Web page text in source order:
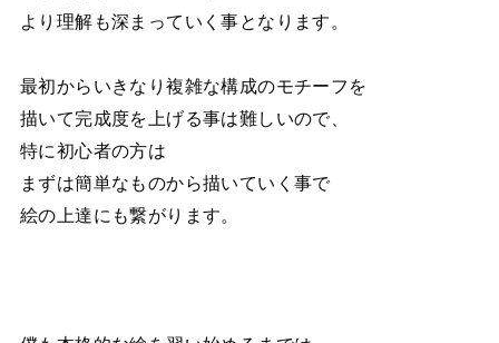
より理解も深まっていく事となります。
最初からいきなり複雑な構成のモチーフを
描いて完成度を上げる事は難しいので、
特に初心者の方は
まずは簡単なものから描いていく事で
絵の上達にも繋がります。